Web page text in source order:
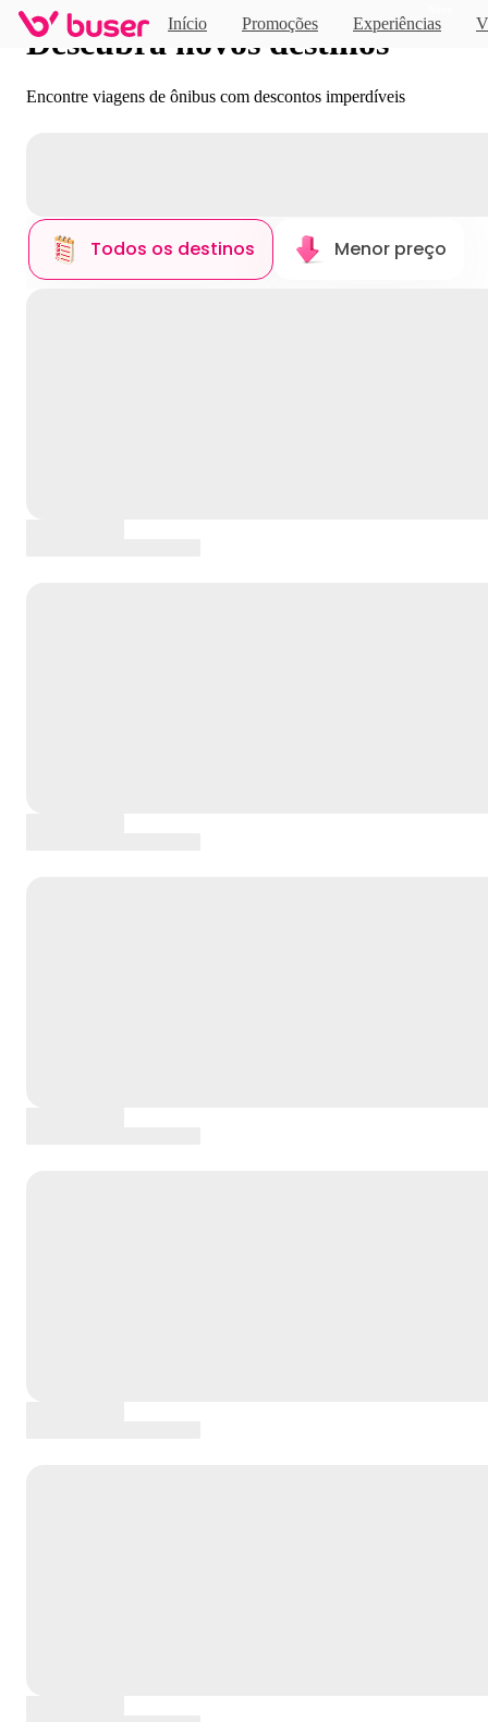
Início Promoções Experiências
Descubra novos destinos
Encontre viagens de ônibus com descontos imperdíveis
Todos os destinos Menor preço